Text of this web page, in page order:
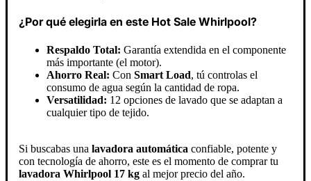
¿Por qué elegirla en este Hot Sale Whirlpool?
Respaldo Total: Garantía extendida en el componente
más importante (el motor).
Ahorro Real: Con Smart Load, tú controlas el
consumo de agua según la cantidad de ropa.
Versatilidad: 12 opciones de lavado que se adaptan a
cualquier tipo de tejido.
Si buscabas una lavadora automática confiable, potente y
con tecnología de ahorro, este es el momento de comprar tu
lavadora Whirlpool 17 kg al mejor precio del año.